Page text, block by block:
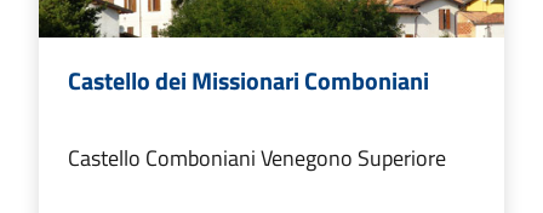
Castello dei Missionari Comboniani
Castello Comboniani Venegono Superiore